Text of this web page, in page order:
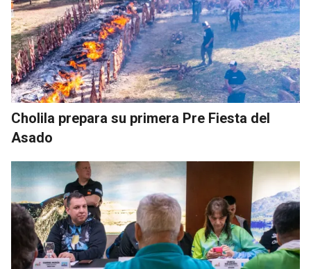
Cholila prepara su primera Pre Fiesta del
Asado